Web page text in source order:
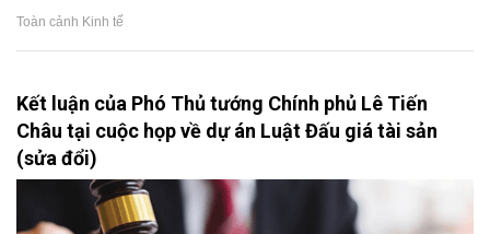
Toàn cảnh Kinh tế
Kết luận của Phó Thủ tướng Chính phủ Lê Tiến
Châu tại cuộc họp về dự án Luật Đấu giá tài sản
(sửa đổi)